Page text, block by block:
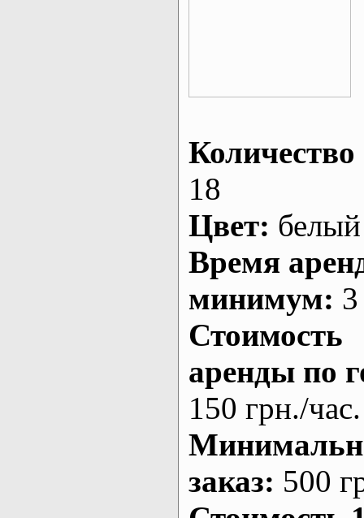
Количество
18
Цвет: белый
Время
минимум:
Стоимость
аренды по
150 грн./час.
заказ: 500